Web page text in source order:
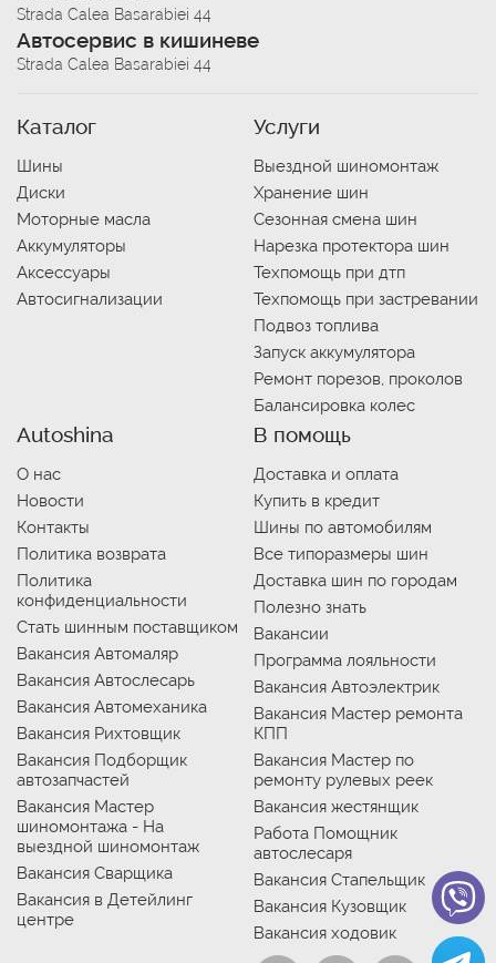
Strada Calea Basarabiei 44
Автосервис в кишиневе
Strada Calea Basarabiei 44
Каталог
Шины
Диски
Моторные масла
Аккумуляторы
Аксессуары
Автосигнализации
Услуги
Выездной шиномонтаж
Хранение шин
Сезонная смена шин
Нарезка протектора шин
Техпомощь при дтп
Техпомощь при застревании
Подвоз топлива
Запуск аккумулятора
Ремонт порезов, проколов
Балансировка колес
Autoshina
О нас
Новости
Контакты
Политика возврата
Политика
конфиденциальности
Стать шинным поставщиком
Вакансия Автомаляр
Вакансия Автослесарь
Вакансия Автомеханика
Вакансия Рихтовщик
Вакансия Подборщик
автозапчастей
Вакансия Мастер
шиномонтажа - На
выездной шиномонтаж
Вакансия Сварщика
Вакансия в Детейлинг
центре
В помощь
Доставка и оплата
Купить в кредит
Шины по автомобилям
Все типоразмеры шин
Доставка шин по городам
Полезно знать
Вакансии
Программа лояльности
Вакансия Автоэлектрик
Вакансия Мастер ремонта
КПП
Вакансия Мастер по
ремонту рулевых реек
Вакансия жестянщик
Работа Помощник
автослесаря
Вакансия Стапельщик
Вакансия Кузовщик
Вакансия ходовик